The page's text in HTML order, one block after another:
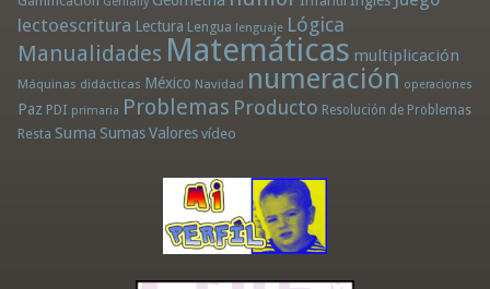
lectoescritura Lectura Lengua lenguaje Lógica
Manualidades Matemáticas multiplicación
Máquinas didácticas México Navidad numeración operaciones
Paz PDI primaria Problemas Producto Resolución de Problemas
Resta Suma Sumas Valores vídeo